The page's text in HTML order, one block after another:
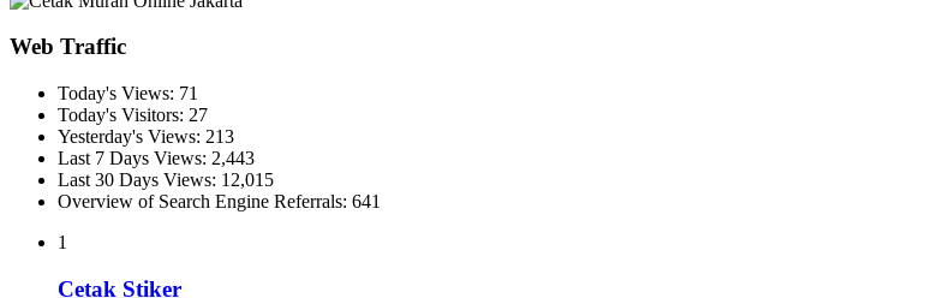
Web Traffic
Today's Views: 71
Today's Visitors: 27
Yesterday's Views: 213
Last 7 Days Views: 2,443
Last 30 Days Views: 12,015
Overview of Search Engine Referrals: 641
1
Cetak Stiker